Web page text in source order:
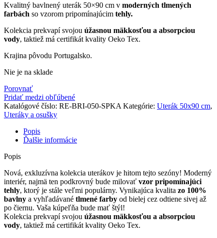
Kvalitný bavlnený uterák 50×90 cm v moderných tlmených
farbách so vzorom pripomínajúcim tehly.
Kolekcia prekvapí svojou úžasnou mäkkosťou a absorpciou
vody, taktiež má certifikát kvality Oeko Tex.
Krajina pôvodu Portugalsko.
Nie je na sklade
Porovnať
Pridať medzi obľúbené
Katalógové číslo: RE-BRI-050-SPKA Kategórie: Uterák 50x90 cm,
Uteráky a osušky
Popis
Ďalšie informácie
Popis
Nová, exkluzívna kolekcia uterákov je hitom tejto sezóny! Moderný
interiér, najmä ten podkrovný bude milovať vzor pripomínajúci
tehly, ktorý je stále veľmi populárny. Vynikajúca kvalita zo 100%
bavlny a vyhľadávané tlmené farby od bielej cez odtiene sivej až
po čiernu. Vaša kúpeľňa bude mať štýl!
Kolekcia prekvapí svojou úžasnou mäkkosťou a absorpciou
vody, taktiež má certifikát kvality Oeko Tex.